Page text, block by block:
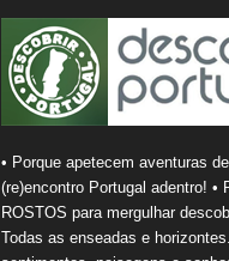
• Porque apetecem aventuras
(re)encontro Portugal adentro! •
ROSTOS para mergulhar
Todas as enseadas e